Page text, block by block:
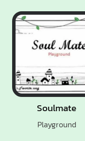
Soulmate
Playground